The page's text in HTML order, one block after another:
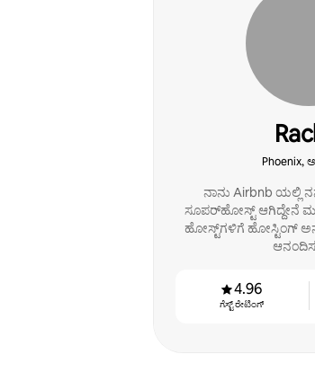
Phoenix,
ನಾನು Airbnb ಯಲ್ಲಿ
ಸೂಪರ್‌ಹೋಸ್ಟ್ ಆಗಿದ್ದೇನೆ
ಹೋಸ್ಟ್‌ಗಳಿಗೆ ಹೋಸ್ಟಿಂಗ್
4.96
ಗೆಸ್ಟ್ ರೇಟಿಂಗ್